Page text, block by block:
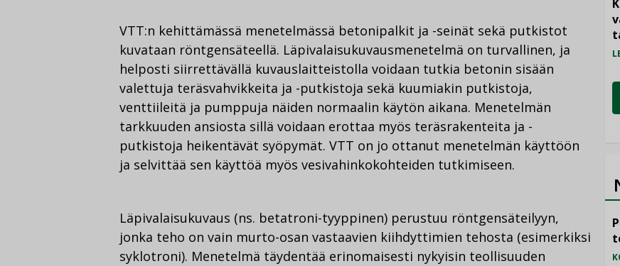
VTT:n kehittämässä menetelmässä betonipalkit ja -seinät sekä putkistot
kuvataan röntgensäteellä. Läpivalaisukuvausmenetelmä on turvallinen, ja
helposti siirrettävällä kuvauslaitteistolla voidaan tutkia betonin sisään
valettuja teräsvahvikkeita ja -putkistoja sekä kuumiakin putkistoja,
venttiileitä ja pumppuja näiden normaalin käytön aikana. Menetelmän
tarkkuuden ansiosta sillä voidaan erottaa myös teräsrakenteita ja -
putkistoja heikentävät syöpymät. VTT on jo ottanut menetelmän käyttöön
ja selvittää sen käyttöä myös vesivahinkokohteiden tutkimiseen.
Läpivalaisukuvaus (ns. betatroni-tyyppinen) perustuu röntgensäteilyyn,
jonka teho on vain murto-osan vastaavien kiihdyttimien tehosta (esimerkiksi
syklotroni). Menetelmä täydentää erinomaisesti nykyisin teollisuuden